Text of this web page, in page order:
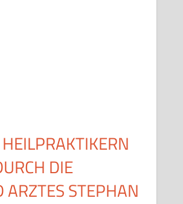
DIE
ARZTES STEPHAN